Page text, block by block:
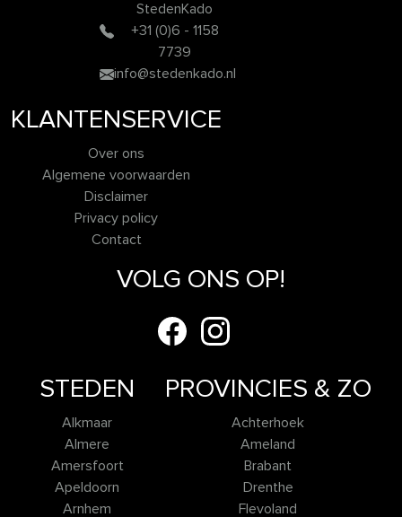
StedenKado
+31 (0)6 - 1158
7739
info@stedenkado.nl
KLANTENSERVICE
Over ons
Algemene voorwaarden
Disclaimer
Privacy policy
Contact
STEDEN
Alkmaar
Almere
Amersfoort
Apeldoorn
Arnhem
PROVINCIES & ZO
Achterhoek
Ameland
Brabant
Drenthe
Flevoland
VOLG ONS OP!